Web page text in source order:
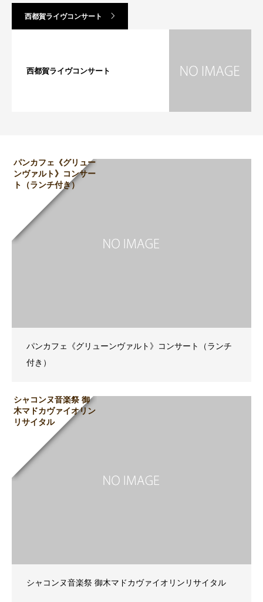
西都賀ライヴコンサート
西都賀ライヴコンサート
パンカフェ《グリュー
ンヴァルト》コンサー
ト（ランチ付き）
パンカフェ《グリューンヴァルト》コンサート（ランチ
付き）
シャコンヌ音楽祭 御
木マドカヴァイオリン
リサイタル
シャコンヌ音楽祭 御木マドカヴァイオリンリサイタル